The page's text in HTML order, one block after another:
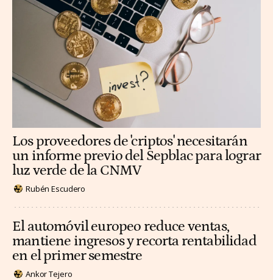
Los proveedores de 'criptos' necesitarán
un informe previo del Sepblac para lograr
luz verde de la CNMV
Rubén Escudero
El automóvil europeo reduce ventas,
mantiene ingresos y recorta rentabilidad
en el primer semestre
Ankor Tejero